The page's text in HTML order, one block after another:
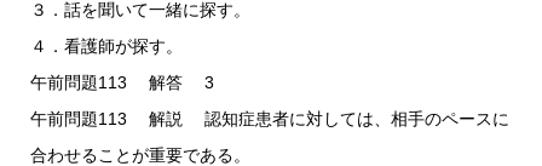
３．話を聞いて一緒に探す。
４．看護師が探す。
午前問題113 解答 3
午前問題113 解説 認知症患者に対しては、相手のペースに
合わせることが重要である。